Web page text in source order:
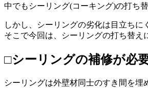
中でもシーリング(コーキング)の打ち
しかし、シーリングの劣化は目立ちに
そこで今回は、シーリングの打ち替え
□シーリングの補修が必
シーリングは外壁材同士のすき間を埋